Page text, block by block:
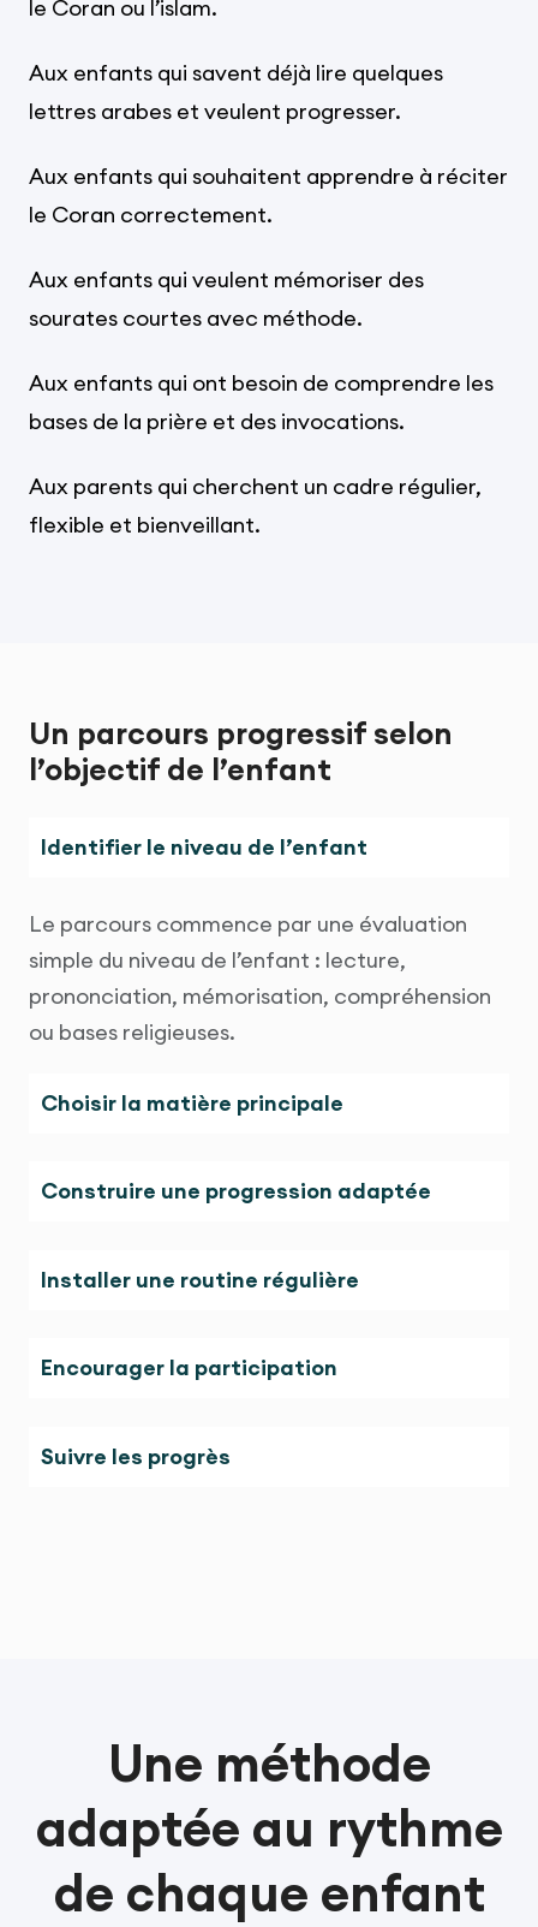
le Coran ou l’islam.
Aux enfants qui savent déjà lire quelques
lettres arabes et veulent progresser.
Aux enfants qui souhaitent apprendre à réciter
le Coran correctement.
Aux enfants qui veulent mémoriser des
sourates courtes avec méthode.
Aux enfants qui ont besoin de comprendre les
bases de la prière et des invocations.
Aux parents qui cherchent un cadre régulier,
flexible et bienveillant.
Un parcours progressif selon
l’objectif de l’enfant
Identifier le niveau de l’enfant
Le parcours commence par une évaluation
simple du niveau de l’enfant : lecture,
prononciation, mémorisation, compréhension
ou bases religieuses.
Choisir la matière principale
Construire une progression adaptée
Installer une routine régulière
Encourager la participation
Suivre les progrès
Une méthode
adaptée au rythme
de chaque enfant